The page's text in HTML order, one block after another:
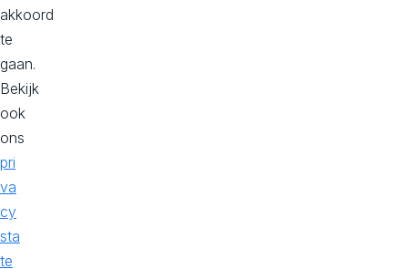
Schrijf je in voor onze
nieuwsbrief
akkoord
te
gaan.
Bekijk
ook
ons
pri
va
cy
sta
te